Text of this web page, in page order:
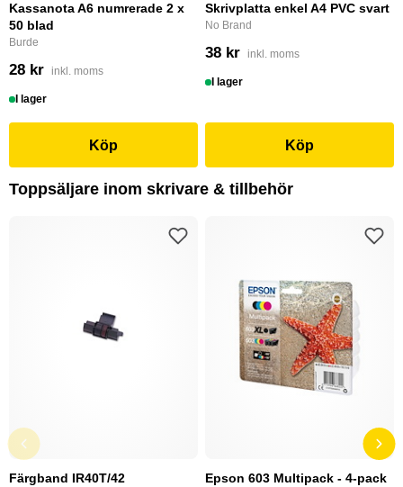
Kassanota A6 numrerade 2 x
50 blad
Burde
28 kr inkl. moms
I lager
Köp
Skrivplatta enkel A4 PVC svart
No Brand
38 kr inkl. moms
I lager
Köp
Toppsäljare inom skrivare & tillbehör
Färgband IR40T/42
Epson 603 Multipack - 4-pack